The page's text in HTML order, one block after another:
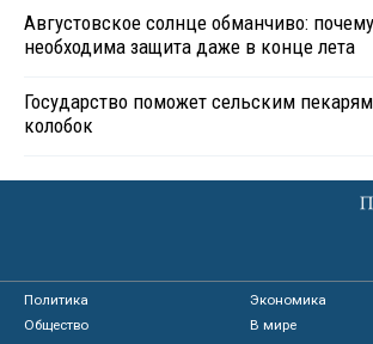
Августовское солнце обманчиво:
необходима защита даже в конце лета
Государство поможет сельским
колобок
Политика
Экономика
Общество
В мире